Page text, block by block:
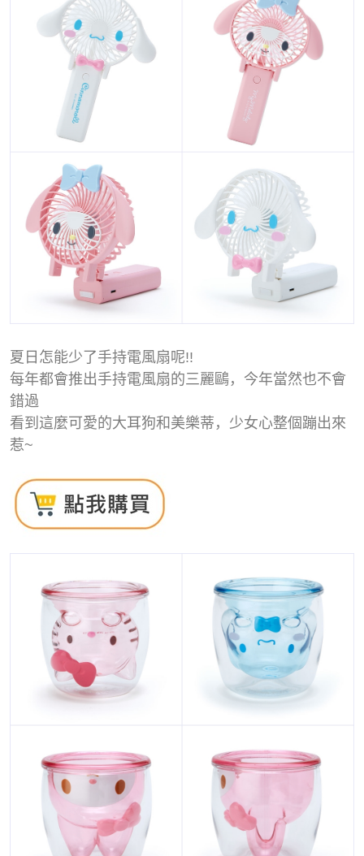
夏日怎能少了手持電風扇呢!!
每年都會推出手持電風扇的三麗鷗，今年當然也不會
錯過
看到這麼可愛的大耳狗和美樂蒂，少女心整個蹦出來
惹~